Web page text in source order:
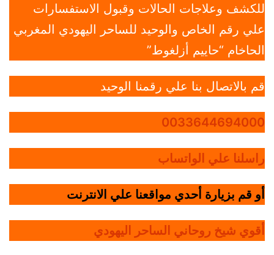
للكشف وعلاجات الحالات وقبول الاستفسارات
علي رقم الخاص والوحيد للساحر اليهودي المغربي
الحاخام “حاييم أزلغوط”
قم بالاتصال بنا علي رقمنا الوحيد
0033644694000
راسلنا علي الواتساب
أو قم بزيارة أحدي مواقعنا علي الانترنت
أقوي شيخ روحاني الساحر اليهودي